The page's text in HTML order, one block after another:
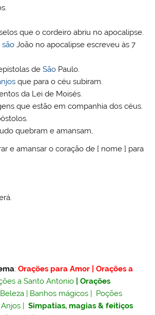
que o cordeiro abriu no apocalipse.
são João no apocalipse escreveu às 7
deSão Paulo.
que para o céu subiram.
da Lei de Moisés.
que estão em companhia dos céus.
quebram e amansam,
e amansar o coração de [ nome ] para
:Orações para Amor |Orações a
a Santo Antonio |Orações
Beleza Banhos mágicos
Poções
|Anjos |Simpatias, magias & feitiços